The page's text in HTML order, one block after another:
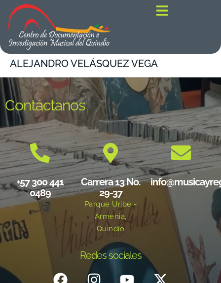
contenido
ALEJANDRO VELÁSQUEZ VEGA
Contáctanos
+57 300 441
0489
Carrera 13 No.
29-37
Parque Uribe -
Armenia,
Quindío
Redes sociales